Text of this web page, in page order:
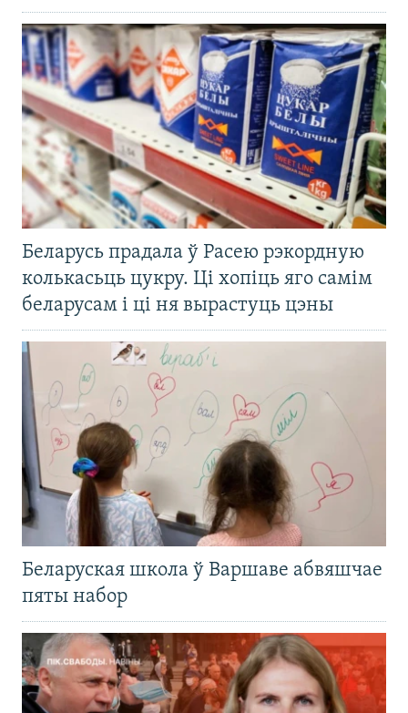
Беларусь прадала ў Расею рэкордную
колькасьць цукру. Ці хопіць яго самім
беларусам і ці ня вырастуць цэны
Беларуская школа ў Варшаве абвяшчае
пяты набор